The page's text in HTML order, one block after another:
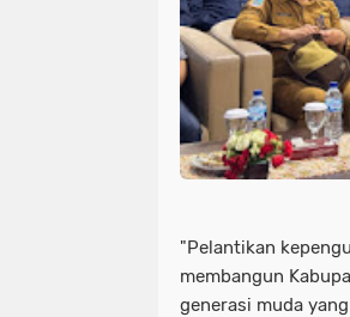
"Pelantikan
membangun
generasi muda